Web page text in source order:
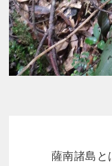
薩南諸島と